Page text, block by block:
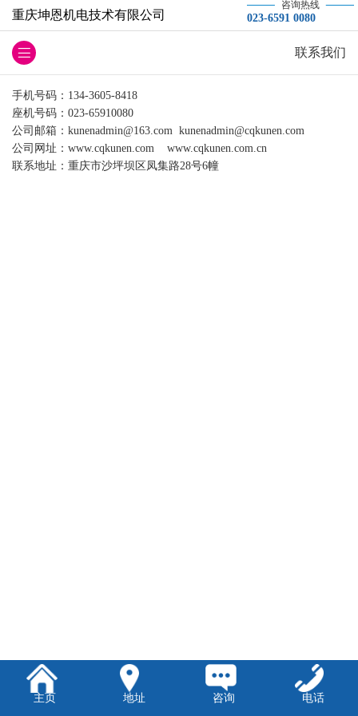
重庆坤恩机电技术有限公司
咨询热线
023-6591 0080
联系我们
手机号码：134-3605-8418
座机号码：023-65910080
公司邮箱： kunenadmin@163.com kunenadmin@cqkunen.com
公司网址： www.cqkunen.com
www.cqkunen.com.cn
联系地址：重庆市沙坪坝区凤集路28号6幢
主页 地址 咨询 电话